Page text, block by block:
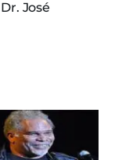
José